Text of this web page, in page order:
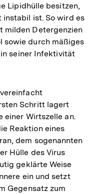
Lipidhülle besitzen,
instabil ist. So wird es
milden Detergenzien
sowie durch mäßiges
in seiner Infektivität
Schritt lagert
einer Wirtszelle an.
Reaktion eines
dem sogenannten
Hülle des Virus
geklärte Weise
ein und setzt
Gegensatz zum